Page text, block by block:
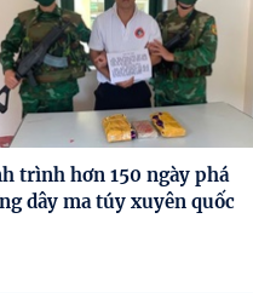
trình hơn 150 ngày phá
dây ma túy xuyên quốc